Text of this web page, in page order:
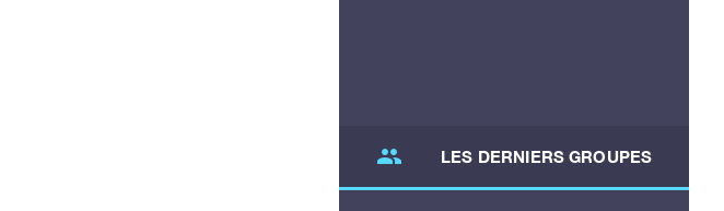
group LES DERNIERS GROUPES